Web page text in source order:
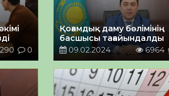
0
Қоғамдық даму бөлімінің
басшысы тағайындалды
09.02.2024
6964